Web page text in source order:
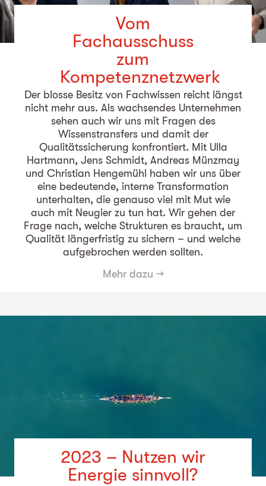
Vom
Fachausschuss
zum
Kompetenznetzwerk
Der blosse Besitz von Fachwissen reicht längst
nicht mehr aus. Als wachsendes Unternehmen
sehen auch wir uns mit Fragen des
Wissenstransfers und damit der
Qualitätssicherung konfrontiert. Mit Ulla
Hartmann, Jens Schmidt, Andreas Münzmay
und Christian Hengemühl haben wir uns über
eine bedeutende, interne Transformation
unterhalten, die genauso viel mit Mut wie
auch mit Neugier zu tun hat. Wir gehen der
Frage nach, welche Strukturen es braucht, um
Qualität längerfristig zu sichern – und welche
aufgebrochen werden sollten.
Mehr dazu →
2023 – Nutzen wir
Energie sinnvoll?